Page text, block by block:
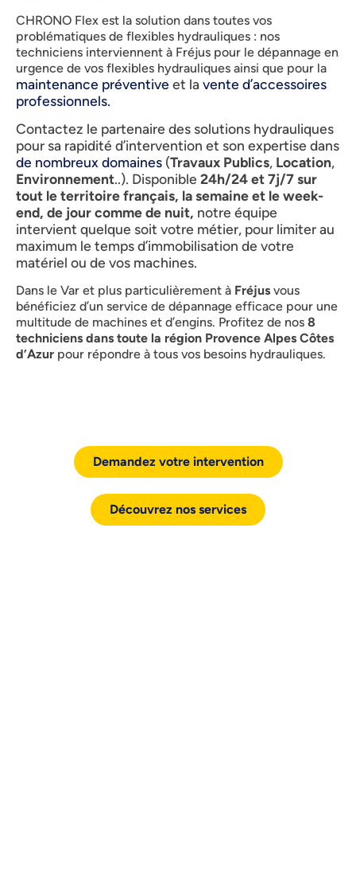
CHRONO Flex est la solution dans toutes vos
problématiques de flexibles hydrauliques : nos
techniciens interviennent à Fréjus pour le dépannage en
urgence de vos flexibles hydrauliques ainsi que pour la
maintenance préventiveet la vente d’accessoires
professionnels.
Contactez le partenaire des solutions hydrauliques
pour sa rapidité d’intervention et son expertise dans
de nombreux domaines (Travaux Publics, Location,
Environnement..). Disponible 24h/24 et 7j/7 sur
tout le territoire français, la semaine et le week-
end, de jour comme de nuit, notre équipe
intervient quelque soit votre métier, pour limiter au
maximum le temps d’immobilisation de votre
matériel ou de vos machines.
Dans le Var et plus particulièrement à Fréjus vous
bénéficiez d’un service de dépannage efficace pour une
multitude de machines et d’engins. Profitez de nos 8
techniciens dans toute la région Provence Alpes Côtes
d’Azur pour répondre à tous vos besoins hydrauliques.
Demandez votre intervention
Découvrez nos services